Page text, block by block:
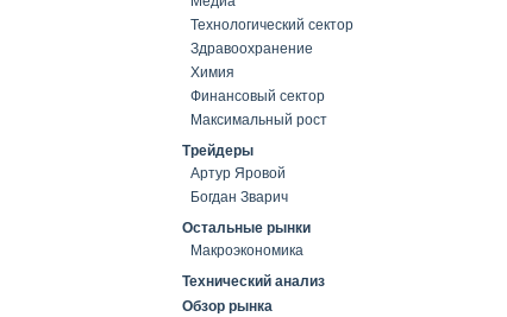
Технологический сектор
Здравоохранение
Химия
Финансовый сектор
Максимальный рост
Трейдеры
Артур Яровой
Богдан Зварич
Остальные рынки
Макроэкономика
Технический анализ
Обзор рынка